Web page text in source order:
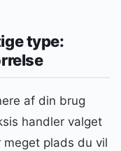
type:
af din brug
handler valget
plads du vil